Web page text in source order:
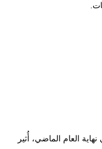
العام الماضي، أُثير